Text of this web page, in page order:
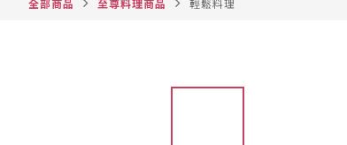
全部商品 至尊料理商品 輕鬆料理